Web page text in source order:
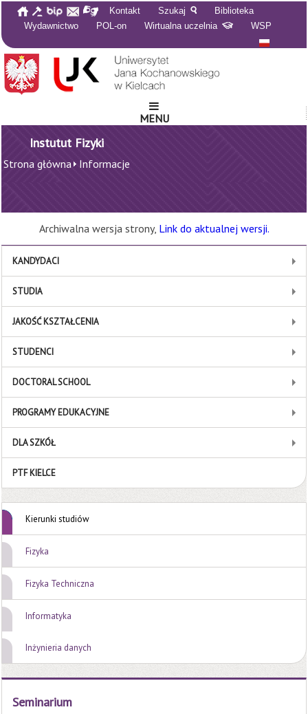
Kontakt Szukaj
Biblioteka
Wydawnictwo
POL-on Wirtualna uczelnia WSP
MENU
Instutut Fizyki
Strona główna Informacje
Archiwalna wersja strony, Link do aktualnej wersji.
KANDYDACI
STUDIA
JAKOŚĆ KSZTAŁCENIA
STUDENCI
DOCTORAL SCHOOL
PROGRAMY EDUKACYJNE
DLA SZKÓŁ
PTF KIELCE
Kierunki studiów
Fizyka
Fizyka Techniczna
Informatyka
Inżynieria danych
Seminarium